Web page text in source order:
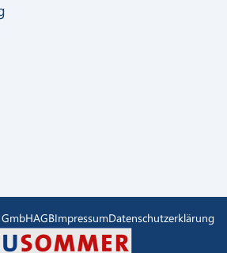
AGBImpressumDatenschutzerklärung